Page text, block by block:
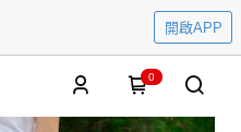
開啟APP
0